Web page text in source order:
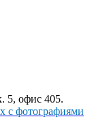
5, офис 405.
с фотографиями